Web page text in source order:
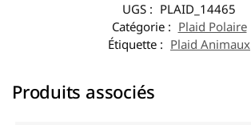
UGS : PLAID_14465
Catégorie : Plaid Polaire
Étiquette : Plaid Animaux
Produits associés